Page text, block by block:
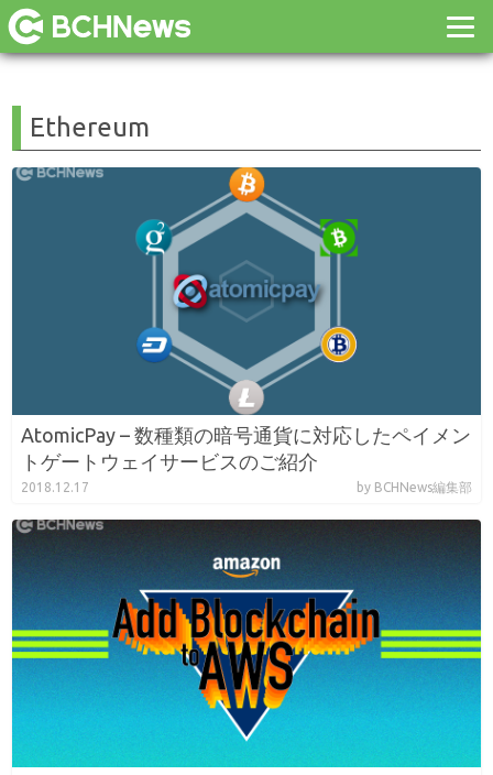
Ethereum
AtomicPay – 数種類の暗号通貨に対応したペイメン
トゲートウェイサービスのご紹介
2018.12.17 by BCHNews編集部